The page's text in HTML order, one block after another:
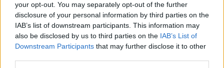
your opt-out. You may separately opt-out of the further
disclosure of your personal information by third parties on the
IAB’s list of downstream participants. This information may
also be disclosed by us to third parties on the IAB’s List of
Downstream Participants that may further disclose it to other
Η ανάρτηση προκάλεσε αντιδράσεις μεταξύ
των θαυμαστών της Σουίφτ, γνωστών ως
Swifties, οι οποίοι κατηγόρησαν τον Τραμπ
για διασπορά παραπληροφόρησης.